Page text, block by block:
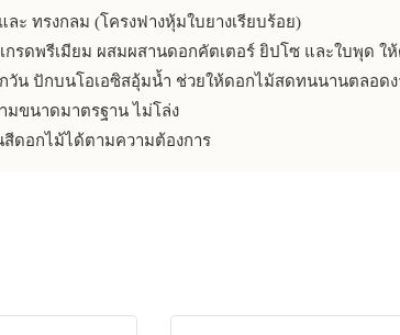
ะ ทรงกลม (โครงฟางหุ้มใบยางเรียบร้อย)
กรดพรีเมียม ผสมผสานดอกคัตเตอร์ ยิปโซ และใบพุด ใ
วัน ปักบนโอเอซิสอุ้มน้ำ ช่วยให้ดอกไม้สดทนนานตลอด
ขนาดมาตรฐาน ไม่โล่ง
สีดอกไม้ได้ตามความต้องการ